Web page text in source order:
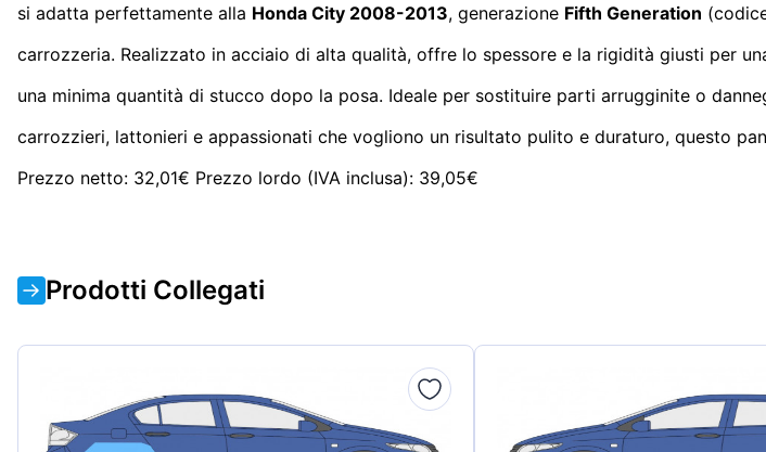
si adatta perfettamente alla Honda City 2008-2013, generazione Fifth Generation
carrozzeria. Realizzato in acciaio di alta qualità, offre lo spessore e la rigidità giusti per
una minima quantità di stucco dopo la posa. Ideale per sostituire parti arrugginite o
carrozzieri, lattonieri e appassionati che vogliono un risultato pulito e duraturo, questo
Prezzo netto: 32,01€ Prezzo lordo (IVA inclusa): 39,05€
Prodotti Collegati